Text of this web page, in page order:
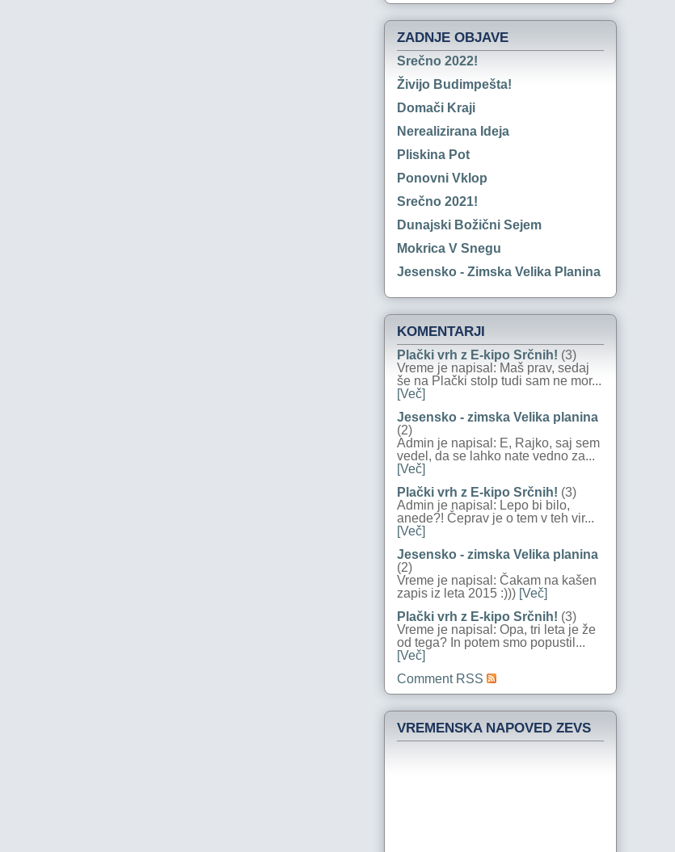
ZADNJE OBJAVE
Srečno 2022!
Živijo Budimpešta!
Domači Kraji
Nerealizirana Ideja
Pliskina Pot
Ponovni Vklop
Srečno 2021!
Dunajski Božični Sejem
Mokrica V Snegu
Jesensko - Zimska Velika Planina
KOMENTARJI
Plački vrh z E-kipo Srčnih! (3)
Vreme je napisal: Maš prav, sedaj
še na Plački stolp tudi sam ne mor...
[Več]
Jesensko - zimska Velika planina
(2)
Admin je napisal: E, Rajko, saj sem
vedel, da se lahko nate vedno za...
[Več]
Plački vrh z E-kipo Srčnih! (3)
Admin je napisal: Lepo bi bilo,
anede?! Čeprav je o tem v teh vir...
[Več]
Jesensko - zimska Velika planina
(2)
Vreme je napisal: Čakam na kašen
zapis iz leta 2015 :))) [Več]
Plački vrh z E-kipo Srčnih! (3)
Vreme je napisal: Opa, tri leta je že
od tega? In potem smo popustil...
[Več]
Comment RSS
VREMENSKA NAPOVED ZEVS